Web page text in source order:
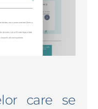
care se